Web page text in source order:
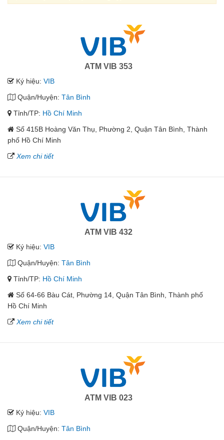
ATM VIB 353
Ký hiệu: VIB
Quận/Huyện: Tân Bình
Tỉnh/TP: Hồ Chí Minh
Số 415B Hoàng Văn Thụ, Phường 2, Quận Tân Bình, Thành
phố Hồ Chí Minh
Xem chi tiết
ATM VIB 432
Ký hiệu: VIB
Quận/Huyện: Tân Bình
Tỉnh/TP: Hồ Chí Minh
Số 64-66 Bàu Cát, Phường 14, Quận Tân Bình, Thành phố
Hồ Chí Minh
Xem chi tiết
ATM VIB 023
Ký hiệu: VIB
Quận/Huyện: Tân Bình